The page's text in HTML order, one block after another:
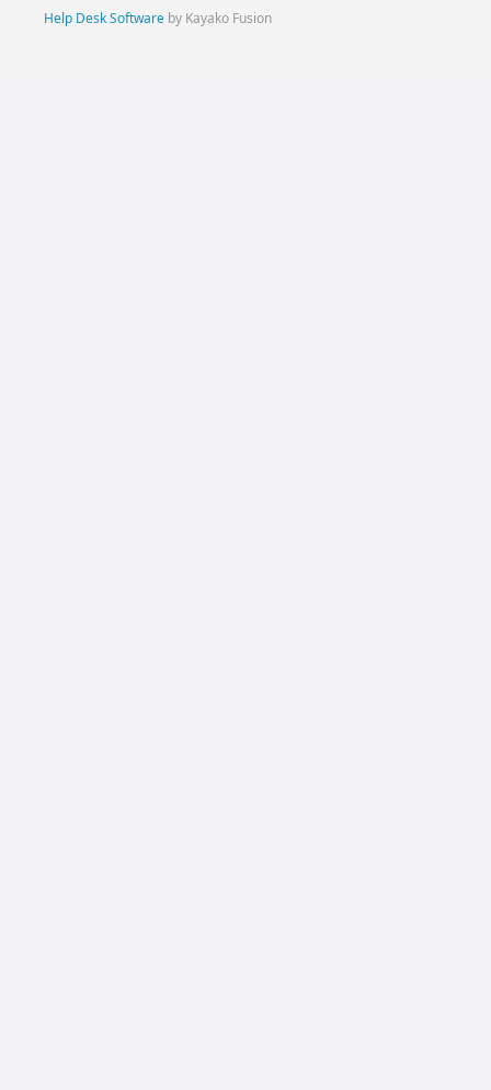
Help Desk Softwareby Kayako Fusion